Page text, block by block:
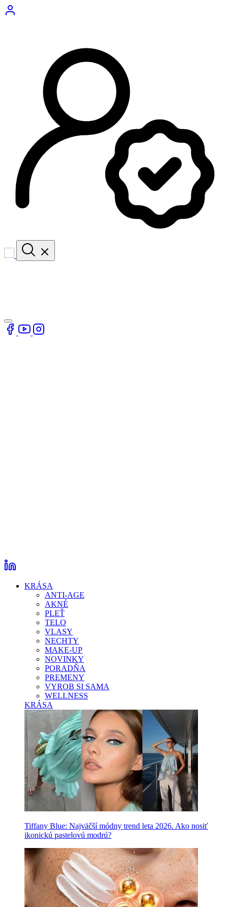
KRÁSA
ANTI-AGE
AKNÉ
PLEŤ
TELO
VLASY
NECHTY
MAKE-UP
NOVINKY
PORADŇA
PREMENY
VYROB SI SAMA
WELLNESS
KRÁSA
Tiffany Blue: Najväčší módny trend leta 2026. Ako nosiť
ikonickú pastelovú modrú?